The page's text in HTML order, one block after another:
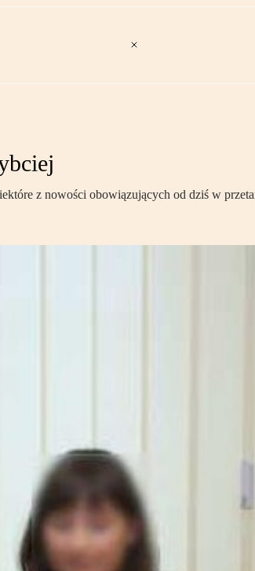
z nowości obowiązujących od dziś w